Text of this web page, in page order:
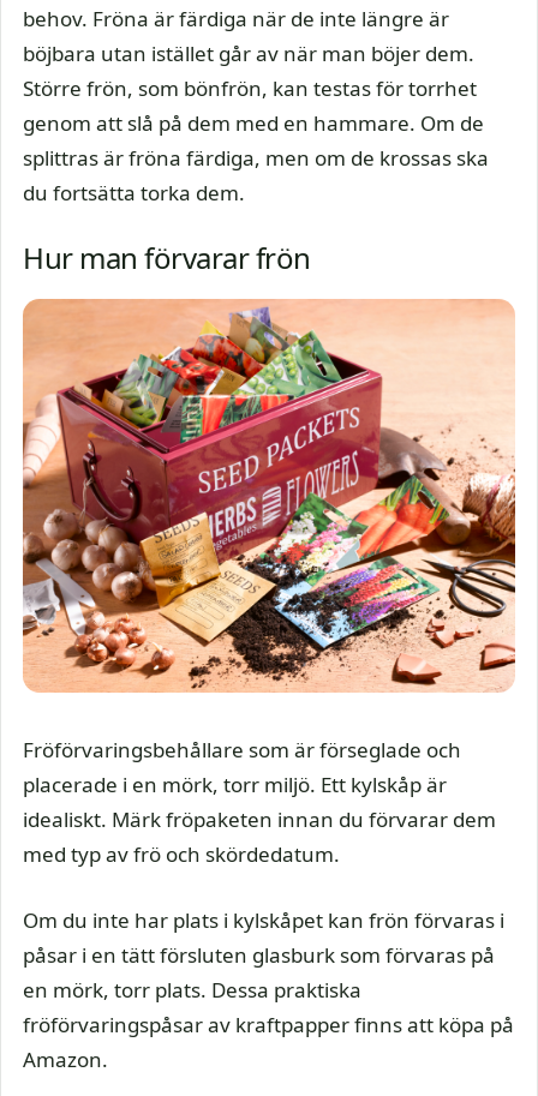
behov. Fröna är färdiga när de inte längre är
böjbara utan istället går av när man böjer dem.
Större frön, som bönfrön, kan testas för torrhet
genom att slå på dem med en hammare. Om de
splittras är fröna färdiga, men om de krossas ska
du fortsätta torka dem.
Hur man förvarar frön
Fröförvaringsbehållare som är förseglade och
placerade i en mörk, torr miljö. Ett kylskåp är
idealiskt. Märk fröpaketen innan du förvarar dem
med typ av frö och skördedatum.
Om du inte har plats i kylskåpet kan frön förvaras i
påsar i en tätt försluten glasburk som förvaras på
en mörk, torr plats. Dessa praktiska
fröförvaringspåsar av kraftpapper finns att köpa på
Amazon.